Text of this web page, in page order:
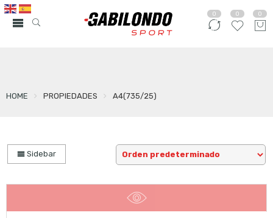
0 0 0
HOME PROPIEDADES A4(735/25)
Sidebar